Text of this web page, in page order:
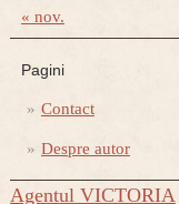
« nov.
Pagini
Contact
Despre autor
Agentul VICTORIA